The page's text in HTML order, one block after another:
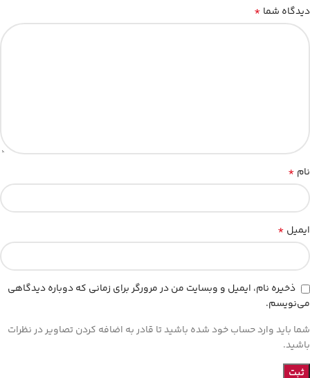
دیدگاه شما *
نام *
ایمیل *
ذخیره نام، ایمیل و وبسایت من در مرورگر برای زمانی که دوباره دیدگاهی
می‌نویسم.
شما باید وارد حساب خود شده باشید تا قادر به اضافه کردن تصاویر در نظرات
باشید.